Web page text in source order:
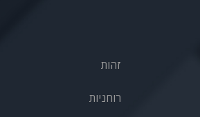
זהות
רוחניות